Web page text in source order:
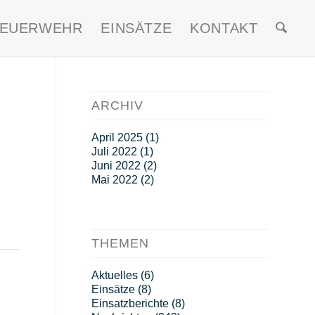
EINSÄTZE KONTAKT
ARCHIV
April 2025(1)
Juli 2022 (1)
Juni 2022 (2)
Mai 2022 (2)
THEMEN
Aktuelles(6)
Einsätze(8)
Einsatzberichte(8)